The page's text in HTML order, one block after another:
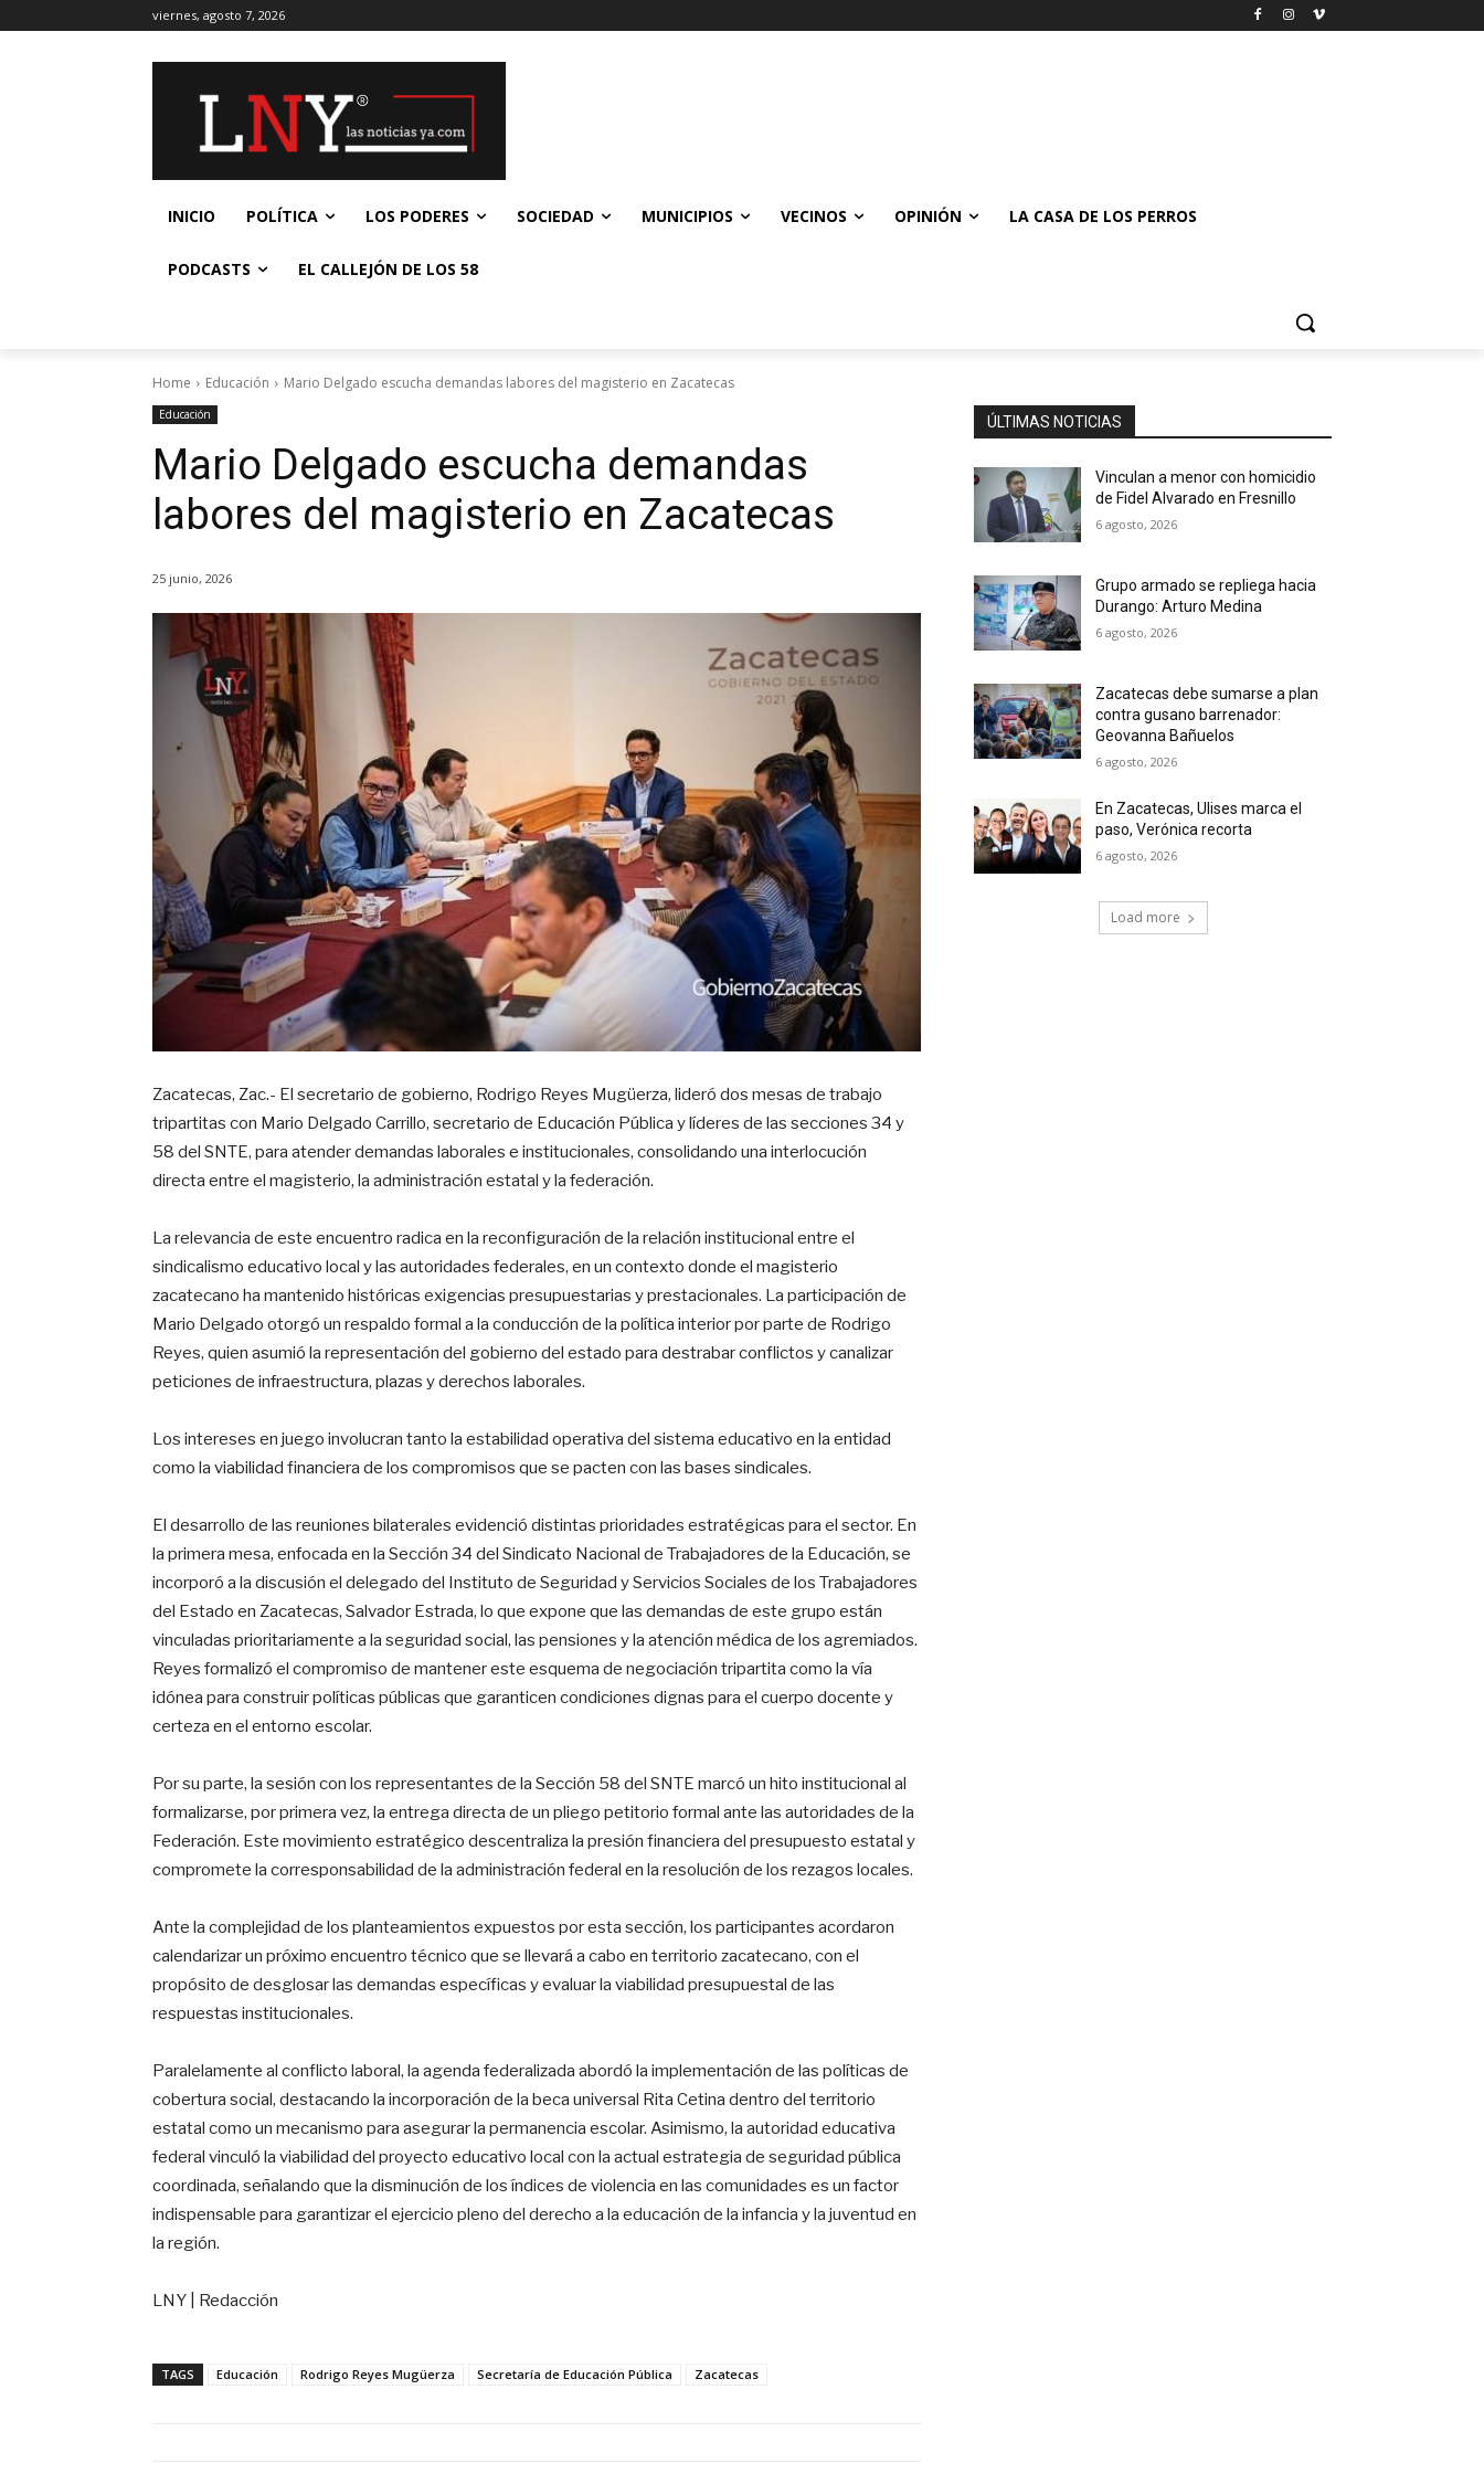
viernes, agosto 7, 2026
INICIO POLÍTICA LOS PODERES SOCIEDAD MUNICIPIOS VECINOS OPINIÓN LA CASA DE LOS PERROS
PODCASTS EL CALLEJÓN DE LOS 58
Home Educación Mario Delgado escucha demandas labores del magisterio en Zacatecas
Educación
Mario Delgado escucha demandas
labores del magisterio en Zacatecas
25 junio, 2026
Zacatecas, Zac.- El secretario de gobierno, Rodrigo Reyes Mugüerza, lideró dos mesas de trabajo
tripartitas con Mario Delgado Carrillo, secretario de Educación Pública y líderes de las secciones 34 y
58 del SNTE, para atender demandas laborales e institucionales, consolidando una interlocución
directa entre el magisterio, la administración estatal y la federación.
La relevancia de este encuentro radica en la reconfiguración de la relación institucional entre el
sindicalismo educativo local y las autoridades federales, en un contexto donde el magisterio
zacatecano ha mantenido históricas exigencias presupuestarias y prestacionales. La participación de
Mario Delgado otorgó un respaldo formal a la conducción de la política interior por parte de Rodrigo
Reyes, quien asumió la representación del gobierno del estado para destrabar conflictos y canalizar
peticiones de infraestructura, plazas y derechos laborales.
Los intereses en juego involucran tanto la estabilidad operativa del sistema educativo en la entidad
como la viabilidad financiera de los compromisos que se pacten con las bases sindicales.
El desarrollo de las reuniones bilaterales evidenció distintas prioridades estratégicas para el sector. En
la primera mesa, enfocada en la Sección 34 del Sindicato Nacional de Trabajadores de la Educación, se
incorporó a la discusión el delegado del Instituto de Seguridad y Servicios Sociales de los Trabajadores
del Estado en Zacatecas, Salvador Estrada, lo que expone que las demandas de este grupo están
vinculadas prioritariamente a la seguridad social, las pensiones y la atención médica de los agremiados.
Reyes formalizó el compromiso de mantener este esquema de negociación tripartita como la vía
idónea para construir políticas públicas que garanticen condiciones dignas para el cuerpo docente y
certeza en el entorno escolar.
Por su parte, la sesión con los representantes de la Sección 58 del SNTE marcó un hito institucional al
formalizarse, por primera vez, la entrega directa de un pliego petitorio formal ante las autoridades de la
Federación. Este movimiento estratégico descentraliza la presión financiera del presupuesto estatal y
compromete la corresponsabilidad de la administración federal en la resolución de los rezagos locales.
Ante la complejidad de los planteamientos expuestos por esta sección, los participantes acordaron
calendarizar un próximo encuentro técnico que se llevará a cabo en territorio zacatecano, con el
propósito de desglosar las demandas específicas y evaluar la viabilidad presupuestal de las
respuestas institucionales.
Paralelamente al conflicto laboral, la agenda federalizada abordó la implementación de las políticas de
cobertura social, destacando la incorporación de la beca universal Rita Cetina dentro del territorio
estatal como un mecanismo para asegurar la permanencia escolar. Asimismo, la autoridad educativa
federal vinculó la viabilidad del proyecto educativo local con la actual estrategia de seguridad pública
coordinada, señalando que la disminución de los índices de violencia en las comunidades es un factor
indispensable para garantizar el ejercicio pleno del derecho a la educación de la infancia y la juventud en
la región.
LNY | Redacción
TAGS Educación Rodrigo Reyes Mugüerza Secretaría de Educación Pública Zacatecas
ÚLTIMAS NOTICIAS
Vinculan a menor con homicidio
de Fidel Alvarado en Fresnillo
6 agosto, 2026
Grupo armado se repliega hacia
Durango: Arturo Medina
6 agosto, 2026
Zacatecas debe sumarse a plan
contra gusano barrenador:
Geovanna Bañuelos
6 agosto, 2026
En Zacatecas, Ulises marca el
paso, Verónica recorta
6 agosto, 2026
Load more